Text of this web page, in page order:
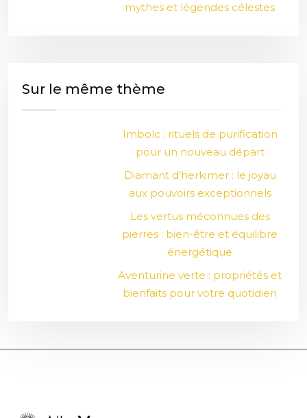
mythes et légendes célestes
Sur le même thème
Imbolc : rituels de purification
pour un nouveau départ
Diamant d’herkimer : le joyau
aux pouvoirs exceptionnels
Les vertus méconnues des
pierres : bien-être et équilibre
énergétique
Aventurine verte : propriétés et
bienfaits pour votre quotidien